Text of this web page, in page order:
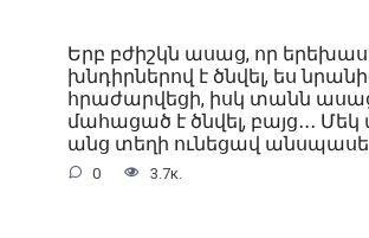
Երբ բժիշկն ասաց, որ երեխաս
խնդիրներով է ծնվել, ես
հրաժարվեցի, իսկ տանն
մահացած է ծնվել, բայց․․․
անց տեղի ունեցավ
0 3.7к.